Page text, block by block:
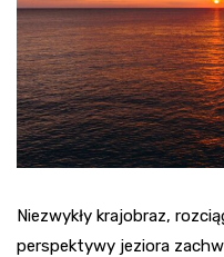
Niezwykły krajobraz,
perspektywy jeziora